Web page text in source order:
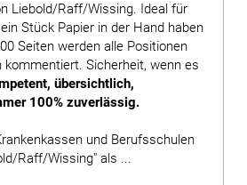
Liebold/Raff/Wissing. Ideal für
Stück Papier in der Hand haben
Seiten werden alle Positionen
kommentiert. Sicherheit, wenn es
übersichtlich,
100% zuverlässig.
und Berufsschulen
Raff/Wissing" als ...